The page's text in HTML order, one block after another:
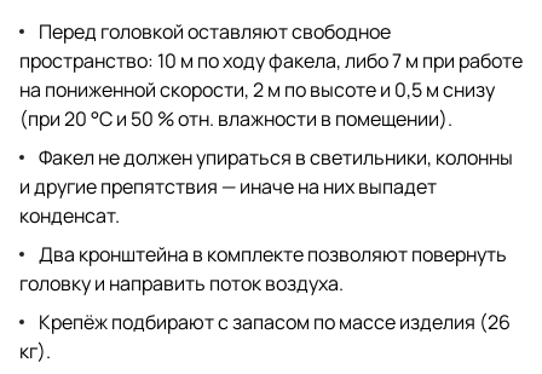
Перед головкой оставляют свободное
пространство: 10 м по ходу факела, либо 7 м при работе
на пониженной скорости, 2 м по высоте и 0,5 м снизу
(при 20 °C и 50 % отн. влажности в помещении).
Факел не должен упираться в светильники, колонны
и другие препятствия — иначе на них выпадет
конденсат.
Два кронштейна в комплекте позволяют повернуть
головку и направить поток воздуха.
Крепёж подбирают с запасом по массе изделия (26
кг).